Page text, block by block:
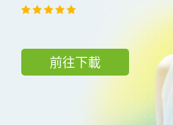
前往下載